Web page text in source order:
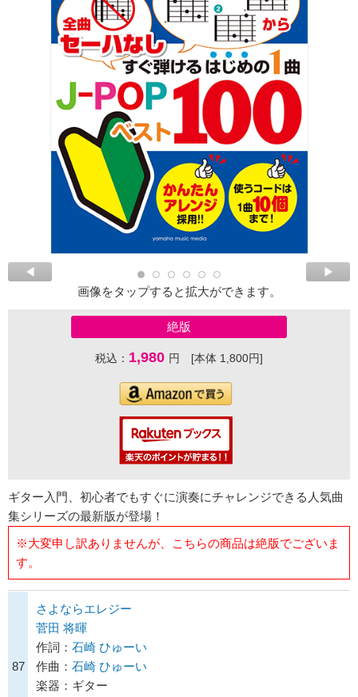
画像をタップすると拡大ができます。
絶版
税込： 1,980 円 [本体 1,800円]
ギター入門、初心者でもすぐに演奏にチャレンジできる人気曲
集シリーズの最新版が登場！
※大変申し訳ありませんが、こちらの商品は絶版でございま
す。
87
さよならエレジー
菅田 将暉
作詞： 石崎 ひゅーい
作曲： 石崎 ひゅーい
楽器：ギター